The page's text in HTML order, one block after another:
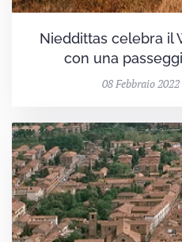
Nieddittas celebra il
con una
08 Febbraio